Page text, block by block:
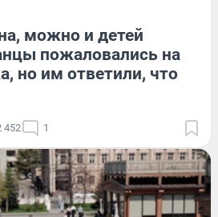
можно и детей
пожаловались на
но им ответили, что
452 1